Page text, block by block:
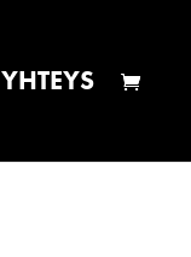
YHTEYS